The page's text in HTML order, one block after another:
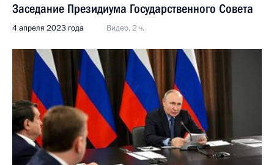
Заседание Президиума Государственного Совета
4 апреля 2023 года Видео, 2 ч.